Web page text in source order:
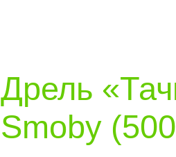
Дрель
Smoby